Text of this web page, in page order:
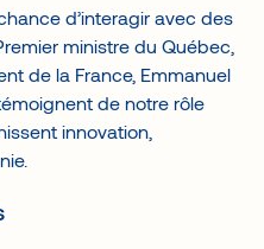
d’interagir avec des
ministre du Québec,
de la France, Emmanuel
de notre rôle
innovation,